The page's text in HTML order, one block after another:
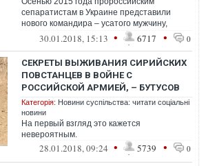
сепаратистам в Украине представили
нового командира – усатого мужчину,
который, как и его предшественник,
использовал п...
30.01.2018, 15:13 • 6717 • 0
СЕКРЕТЫ ВЫЖИВАНИЯ СИРИЙСКИХ
ПОВСТАНЦЕВ В ВОЙНЕ С
РОССИЙСКОЙ АРМИЕЙ, – БУТУСОВ
Категорія: Новини суспільства: читати соціальні
новини
На первый взгляд это кажется
невероятным.
28.01.2018, 09:24 • 5739 • 0